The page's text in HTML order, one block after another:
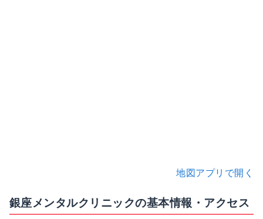
地図アプリで開く
銀座メンタルクリニックの基本情報・アクセス